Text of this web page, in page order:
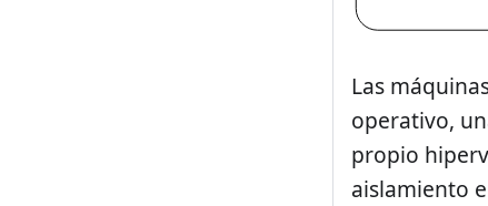
Las
operativo,
propio
aislamiento